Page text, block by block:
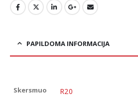
PAPILDOMA INFORMACIJA
Skersmuo R20